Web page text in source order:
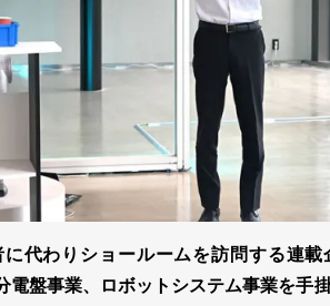
代わりショールームを訪問する連
盤事業、ロボットシステム事業を手